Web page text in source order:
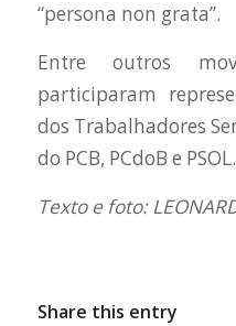
“persona non grata”.
Entre outros
participaram
dos Trabalhadores
do PCB, PCdoB e PSOL.
Texto e foto:
Share this entry